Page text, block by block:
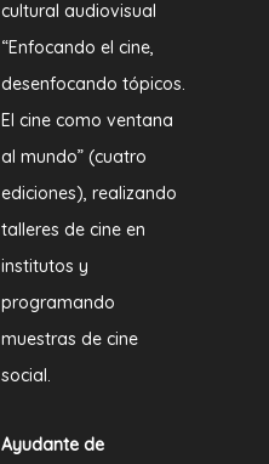
cultural audiovisual
“Enfocando el cine,
desenfocando tópicos.
El cine como ventana
al mundo” (cuatro
ediciones), realizando
talleres de cine en
institutos y
programando
muestras de cine
social.
Ayudante de